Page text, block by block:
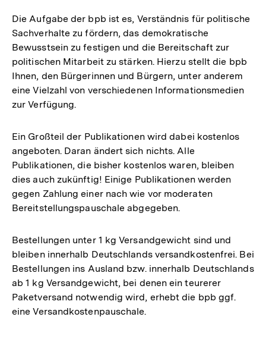
Die Aufgabe der bpb ist es, Verständnis für politische
Sachverhalte zu fördern, das demokratische
Bewusstsein zu festigen und die Bereitschaft zur
politischen Mitarbeit zu stärken. Hierzu stellt die bpb
Ihnen, den Bürgerinnen und Bürgern, unter anderem
eine Vielzahl von verschiedenen Informationsmedien
zur Verfügung.
Ein Großteil der Publikationen wird dabei kostenlos
angeboten. Daran ändert sich nichts. Alle
Publikationen, die bisher kostenlos waren, bleiben
dies auch zukünftig! Einige Publikationen werden
gegen Zahlung einer nach wie vor moderaten
Bereitstellungspauschale abgegeben.
Bestellungen unter 1 kg Versandgewicht sind und
bleiben innerhalb Deutschlands versandkostenfrei. Bei
Bestellungen ins Ausland bzw. innerhalb Deutschlands
ab 1 kg Versandgewicht, bei denen ein teurerer
Paketversand notwendig wird, erhebt die bpb ggf.
eine Versandkostenpauschale.